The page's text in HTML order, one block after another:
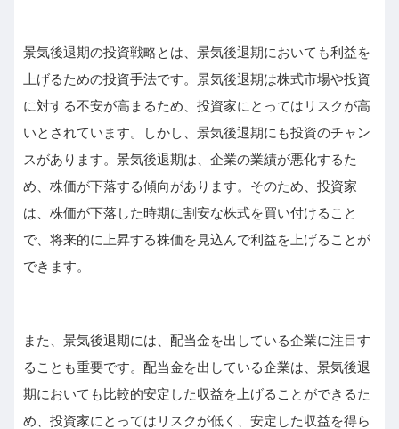
景気後退期の投資戦略とは、景気後退期においても利益を
上げるための投資手法です。景気後退期は株式市場や投資
に対する不安が高まるため、投資家にとってはリスクが高
いとされています。しかし、景気後退期にも投資のチャン
スがあります。景気後退期は、企業の業績が悪化するた
め、株価が下落する傾向があります。そのため、投資家
は、株価が下落した時期に割安な株式を買い付けること
で、将来的に上昇する株価を見込んで利益を上げることが
できます。
また、景気後退期には、配当金を出している企業に注目す
ることも重要です。配当金を出している企業は、景気後退
期においても比較的安定した収益を上げることができるた
め、投資家にとってはリスクが低く、安定した収益を得ら